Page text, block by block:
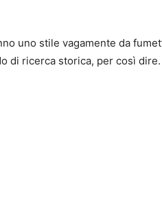
uno stile vagamente da
di ricerca storica, per così dire.